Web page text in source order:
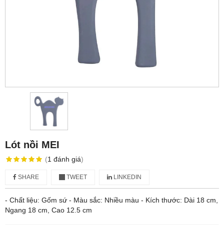
Lót nồi MEI
(1 đánh giá)
SHARE TWEET LINKEDIN
- Chất liệu: Gốm sứ - Màu sắc: Nhiều màu - Kích thước: Dài 18 cm,
Ngang 18 cm, Cao 12.5 cm